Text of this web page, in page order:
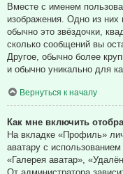
Вместе с именем
изображения. Одно из них
обычно это звёздочки,
сколько сообщений вы
Другое, обычно более
и обычно уникально для
Вернуться к началу
Как мне включить
На вкладке «Профиль»
аватару с
«Галерея аватар»,